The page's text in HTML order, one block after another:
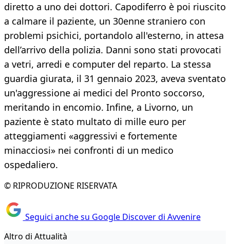
diretto a uno dei dottori. Capodiferro è poi riuscito
a calmare il paziente, un 30enne straniero con
problemi psichici, portandolo all'esterno, in attesa
dell’arrivo della polizia. Danni sono stati provocati
a vetri, arredi e computer del reparto. La stessa
guardia giurata, il 31 gennaio 2023, aveva sventato
un'aggressione ai medici del Pronto soccorso,
meritando in encomio. Infine, a Livorno, un
paziente è stato multato di mille euro per
atteggiamenti «aggressivi e fortemente
minacciosi» nei confronti di un medico
ospedaliero.
© RIPRODUZIONE RISERVATA
Seguici anche su Google Discover di Avvenire
Altro di Attualità